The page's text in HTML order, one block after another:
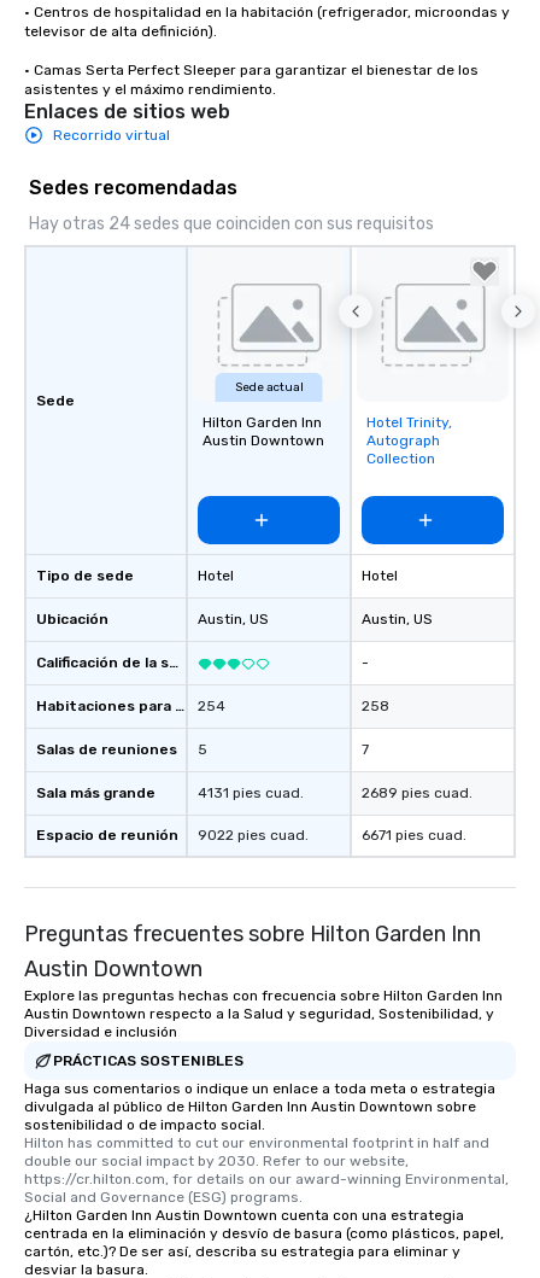
• Centros de hospitalidad en la habitación (refrigerador, microondas y
televisor de alta definición).
• Camas Serta Perfect Sleeper para garantizar el bienestar de los
asistentes y el máximo rendimiento.
Enlaces de sitios web
Recorrido virtual
Sedes recomendadas
Hay otras 24 sedes que coinciden con sus requisitos
Sede
Tipo de sede
Ubicación
Calificación de la sede
Habitaciones para huéspedes
Salas de reuniones
Sala más grande
Espacio de reunión
Sede actual
Hilton Garden Inn
Austin Downtown
Hotel
Austin, US
254
5
4131 pies cuad.
9022 pies cuad.
Removed from
favorites
Hotel Trinity,
Autograph
Collection
Hotel
Austin, US
-
258
7
2689 pies cuad.
6671 pies cuad.
Preguntas frecuentes sobre Hilton Garden Inn
Austin Downtown
Explore las preguntas hechas con frecuencia sobre Hilton Garden Inn
Austin Downtown respecto a la Salud y seguridad, Sostenibilidad, y
Diversidad e inclusión
PRÁCTICAS SOSTENIBLES
Haga sus comentarios o indique un enlace a toda meta o estrategia
divulgada al público de Hilton Garden Inn Austin Downtown sobre
sostenibilidad o de impacto social.
Hilton has committed to cut our environmental footprint in half and
double our social impact by 2030. Refer to our website,
https://cr.hilton.com, for details on our award-winning Environmental,
Social and Governance (ESG) programs.
¿Hilton Garden Inn Austin Downtown cuenta con una estrategia
centrada en la eliminación y desvío de basura (como plásticos, papel,
cartón, etc.)? De ser así, describa su estrategia para eliminar y
desviar la basura.